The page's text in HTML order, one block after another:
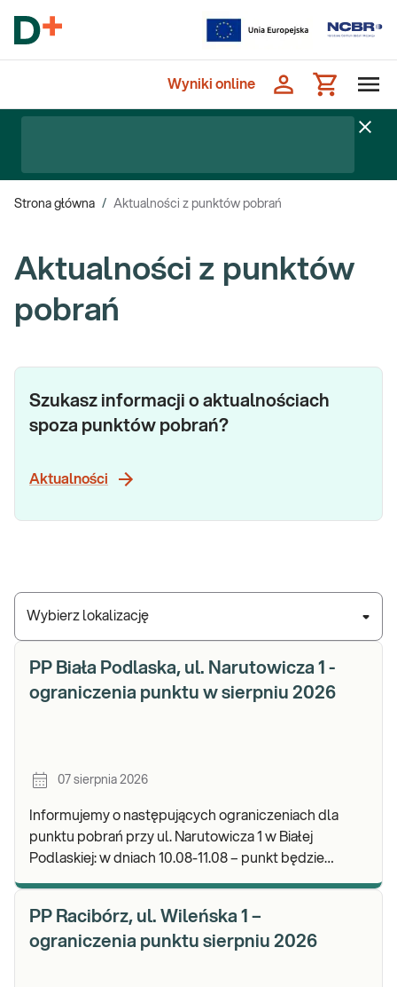
Wyniki online
Strona główna / Aktualności z punktów pobrań
Aktualności z punktów
pobrań
Wybierz lokalizację
Szukasz informacji o aktualnościach
spoza punktów pobrań?
Aktualności
PP Biała Podlaska, ul. Narutowicza 1 -
ograniczenia punktu w sierpniu 2026
07 sierpnia 2026
Informujemy o następujących ograniczeniach dla
punktu pobrań przy ul. Narutowicza 1 w Białej
Podlaskiej: w dniach 10.08-11.08 – punkt będzie
PP Racibórz, ul. Wileńska 1 –
ograniczenia punktu sierpniu 2026